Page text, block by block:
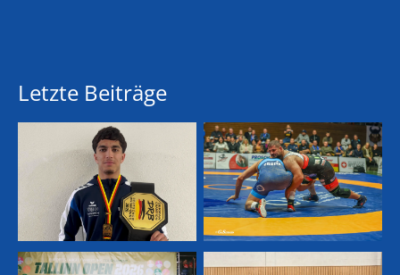
Letzte Beiträge